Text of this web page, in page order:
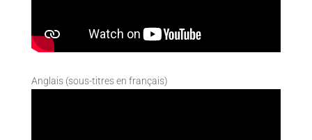
Anglais (sous-titres en français)